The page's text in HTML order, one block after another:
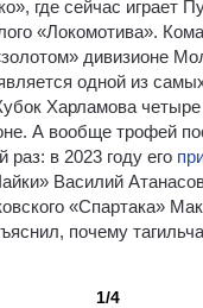
где сейчас играет
«Локомотива».
дивизионе
одной из
Харламова
А вообще трофей
раз: в 2023 году его
Василий
«Спартака»
почему
1/4